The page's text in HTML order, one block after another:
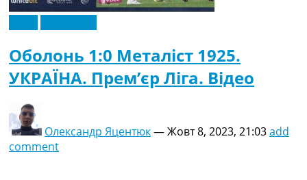
Оболонь 1:0 Металіст 1925.
УКРАЇНА. Прем’єр Ліга. Відео
Олександр Яцентюк—Жовт 8, 2023, 21:03add
comment